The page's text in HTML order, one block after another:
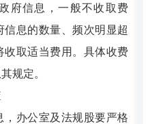
府信息，一般不收取费
信息的数量、频次明显超
收取适当费用。具体收费
规定。
，办公室及法规股要严格